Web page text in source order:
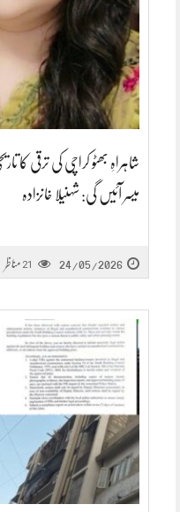
شاہراہِ بھٹو کراچی کی ترقی کا
میسر آئیں گی: شہنیلا خانزادہ
24/05/2026
21 مناظر